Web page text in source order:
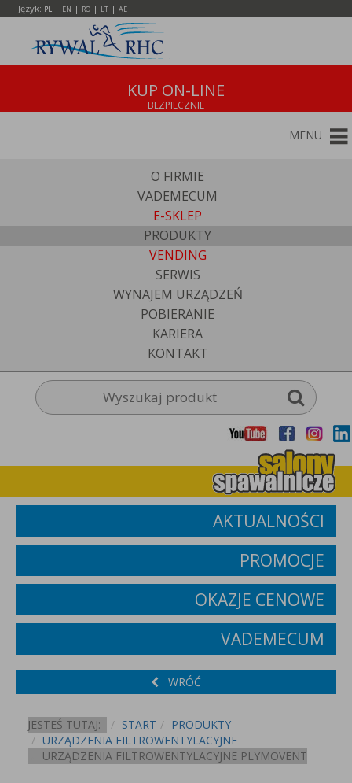
Język: PL | EN | RO | LT | AE
KUP ON-LINE
MENU
O FIRMIE
VADEMECUM
E-SKLEP
PRODUKTY
VENDING
SERWIS
WYNAJEM URZĄDZEŃ
POBIERANIE
KARIERA
KONTAKT
AKTUALNOŚCI
PROMOCJE
OKAZJE CENOWE
VADEMECUM
WRÓĆ
JESTEŚ TUTAJ: START
PRODUKTY
URZĄDZENIA FILTROWENTYLACYJNE
URZĄDZENIA FILTROWENTYLACYJNE PLYMOVENT